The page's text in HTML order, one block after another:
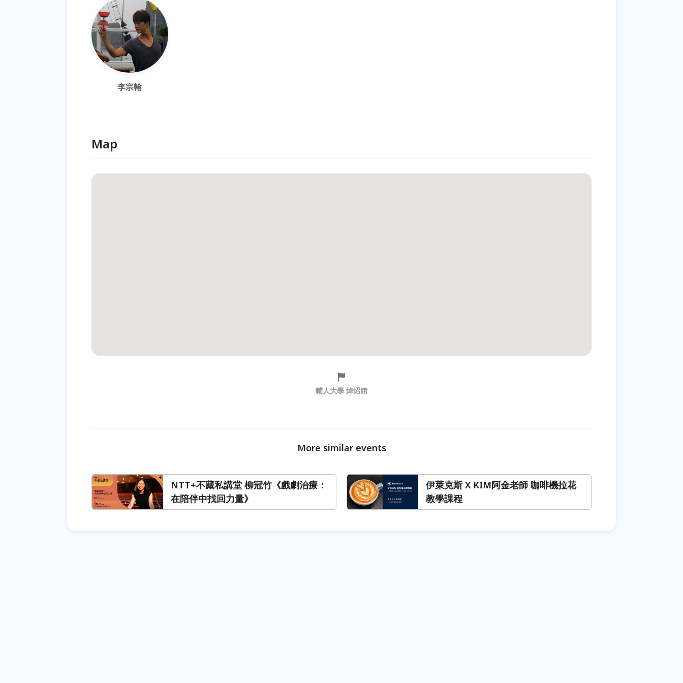
李宗翰
Map
輔人大學 焯炤館
More similar events
NTT+不藏私講堂 柳冠竹《戲劇治療：
在陪伴中找回力量》
伊萊克斯 X KIM阿金老師 咖啡機拉花
教學課程